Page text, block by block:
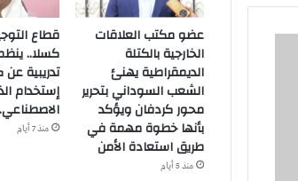
عضو مكتب العلاقات
الخارجية بالكتلة
الديمقراطية يهنئ
الشعب السوداني بتحرير
محور كردفان ويؤكد
بأنها خطوة مهمة في
طريق استعادة الأمن
منذ 5 أيام
قطاع
كسلا..
تدريبية
إستخدام
منذ 7 أيام